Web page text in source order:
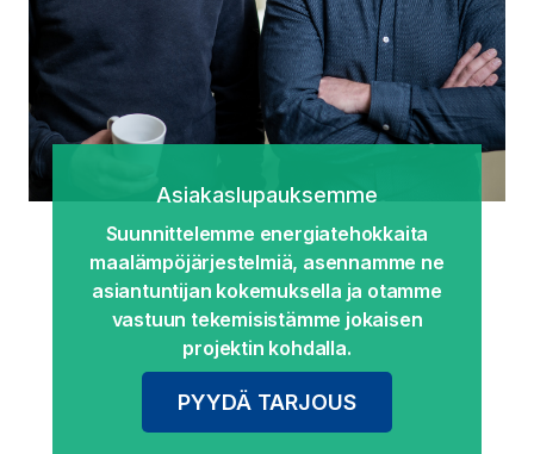
Asiakaslupauksemme
Suunnittelemme energiatehokkaita
maalämpöjärjestelmiä, asennamme ne
asiantuntijan kokemuksella ja otamme
vastuun tekemisistämme jokaisen
projektin kohdalla.
PYYDÄ TARJOUS